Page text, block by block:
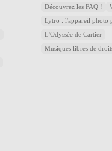
Découvrez les FAQ !
Lytro : l'appareil photo
L'Odyssée de Cartier
Musiques libres de